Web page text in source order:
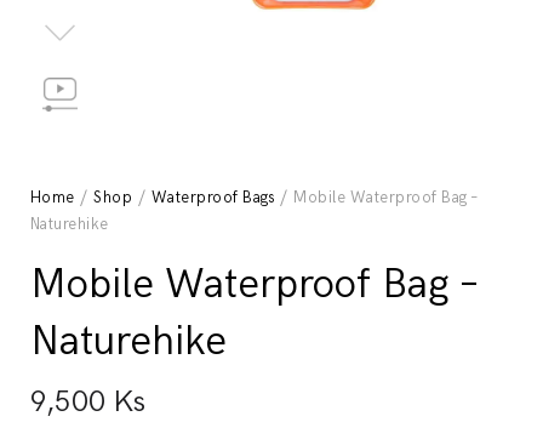
Home /Shop / Waterproof Bags / Mobile Waterproof Bag –
Naturehike
Mobile Waterproof Bag –
Naturehike
9,500 Ks